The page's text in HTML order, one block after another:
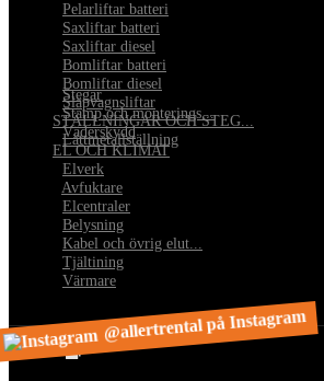
Pelarliftar batteri
Saxliftar batteri
Saxliftar diesel
Bomliftar batteri
Bomliftar diesel
Släpvagnsliftar
STÄLLNINGAR OCH STEG...
Lättmetallställning
Stegar
•Stämp och monterings...
•Väderskydd
EL OCH KLIMAT
Elverk
Avfuktare
Elcentraler
Belysning
Kabel och övrig elut...
Tjältining
Värmare
@allertrental på Instagram